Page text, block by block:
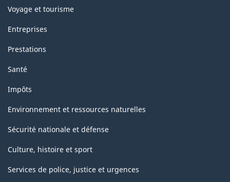
(selon
la
définition
1950
des
Nations
Unies)
-
Voyage et tourisme
Entreprises
Prestations
Santé
Impôts
Environnement et ressources naturelles
Sécurité nationale et défense
Culture, histoire et sport
Services de police, justice et urgences